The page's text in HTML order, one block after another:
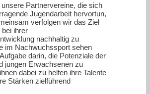
Partnervereine, die sich
Jugendarbeit hervortun,
verfolgen wir das Ziel
ihrer
nachhaltig zu
im Nachwuchssport sehen
darin, die Potenziale der
jungen Erwachsenen zu
dabei zu helfen ihre Talente
Stärken zielführend